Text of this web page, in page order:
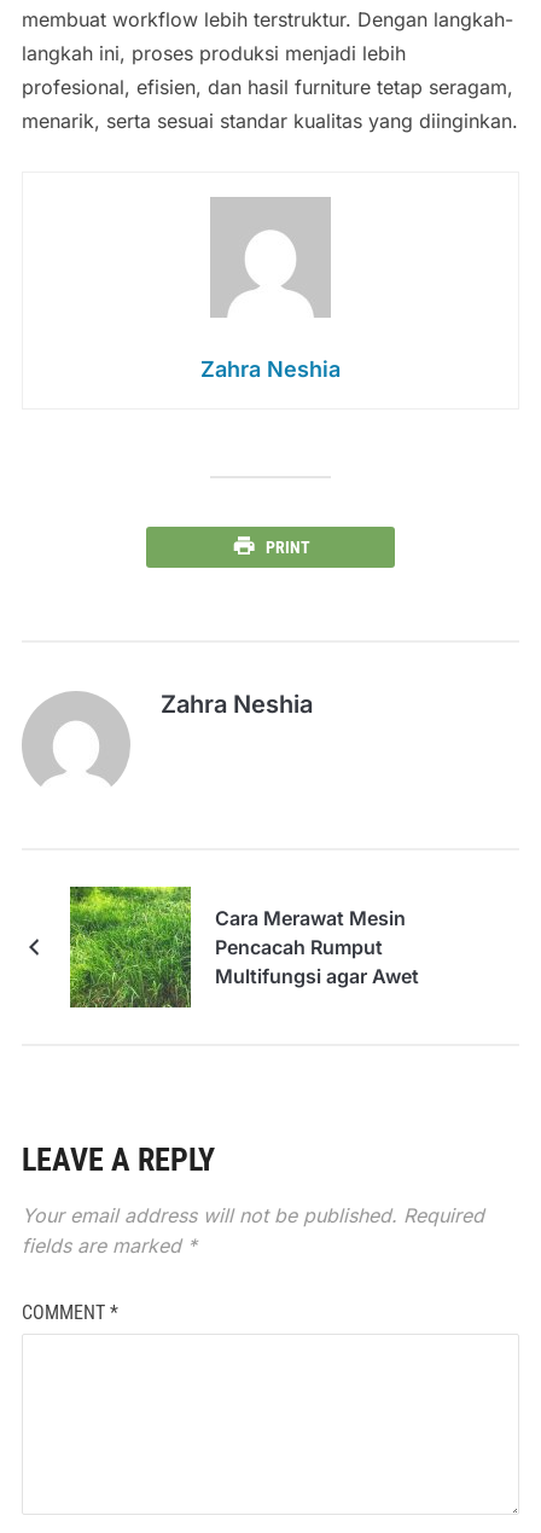
membuat workflow lebih terstruktur. Dengan langkah-
langkah ini, proses produksi menjadi lebih
profesional, efisien, dan hasil furniture tetap seragam,
menarik, serta sesuai standar kualitas yang diinginkan.
Zahra Neshia
PRINT
Zahra Neshia
Cara Merawat Mesin
Pencacah Rumput
Multifungsi agar Awet
LEAVE A REPLY
Your email address will not be published. Required
fields are marked *
COMMENT *